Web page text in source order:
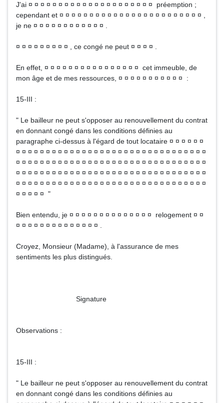
J'ai ¤ ¤ ¤ ¤ ¤ ¤ ¤ ¤ ¤ ¤ ¤ ¤ ¤ ¤ ¤ ¤ ¤ ¤ ¤ ¤ ¤ préemption ;
cependant et ¤ ¤ ¤ ¤ ¤ ¤ ¤ ¤ ¤ ¤ ¤ ¤ ¤ ¤ ¤ ¤ ¤ ¤ ¤ ¤ ¤ ¤ ¤ ¤ ,
je ne ¤ ¤ ¤ ¤ ¤ ¤ ¤ ¤ ¤ ¤ ¤ ¤ .
¤ ¤ ¤ ¤ ¤ ¤ ¤ ¤ ¤ , ce congé ne peut ¤ ¤ ¤ ¤ .
En effet, ¤ ¤ ¤ ¤ ¤ ¤ ¤ ¤ ¤ ¤ ¤ ¤ ¤ ¤ ¤ ¤ cet immeuble, de
mon âge et de mes ressources, ¤ ¤ ¤ ¤ ¤ ¤ ¤ ¤ ¤ ¤ ¤ :
15-III :
" Le bailleur ne peut s'opposer au renouvellement du contrat
en donnant congé dans les conditions définies au
paragraphe ci-dessus à l'égard de tout locataire ¤ ¤ ¤ ¤ ¤ ¤
¤ ¤ ¤ ¤ ¤ ¤ ¤ ¤ ¤ ¤ ¤ ¤ ¤ ¤ ¤ ¤ ¤ ¤ ¤ ¤ ¤ ¤ ¤ ¤ ¤ ¤ ¤ ¤ ¤ ¤ ¤ ¤
¤ ¤ ¤ ¤ ¤ ¤ ¤ ¤ ¤ ¤ ¤ ¤ ¤ ¤ ¤ ¤ ¤ ¤ ¤ ¤ ¤ ¤ ¤ ¤ ¤ ¤ ¤ ¤ ¤ ¤ ¤ ¤
¤ ¤ ¤ ¤ ¤ ¤ ¤ ¤ ¤ ¤ ¤ ¤ ¤ ¤ ¤ ¤ ¤ ¤ ¤ ¤ ¤ ¤ ¤ ¤ ¤ ¤ ¤ ¤ ¤ ¤ ¤ ¤
¤ ¤ ¤ ¤ ¤ ¤ ¤ ¤ ¤ ¤ ¤ ¤ ¤ ¤ ¤ ¤ ¤ ¤ ¤ ¤ ¤ ¤ ¤ ¤ ¤ ¤ ¤ ¤ ¤ ¤ ¤ ¤
¤ ¤ ¤ ¤ ¤ "
Bien entendu, je ¤ ¤ ¤ ¤ ¤ ¤ ¤ ¤ ¤ ¤ ¤ ¤ ¤ ¤ relogement ¤ ¤
¤ ¤ ¤ ¤ ¤ ¤ ¤ ¤ ¤ ¤ ¤ ¤ ¤ ¤ .
Croyez, Monsieur (Madame), à l'assurance de mes
sentiments les plus distingués.
Signature
Observations :
15-III :
" Le bailleur ne peut s'opposer au renouvellement du contrat
en donnant congé dans les conditions définies au